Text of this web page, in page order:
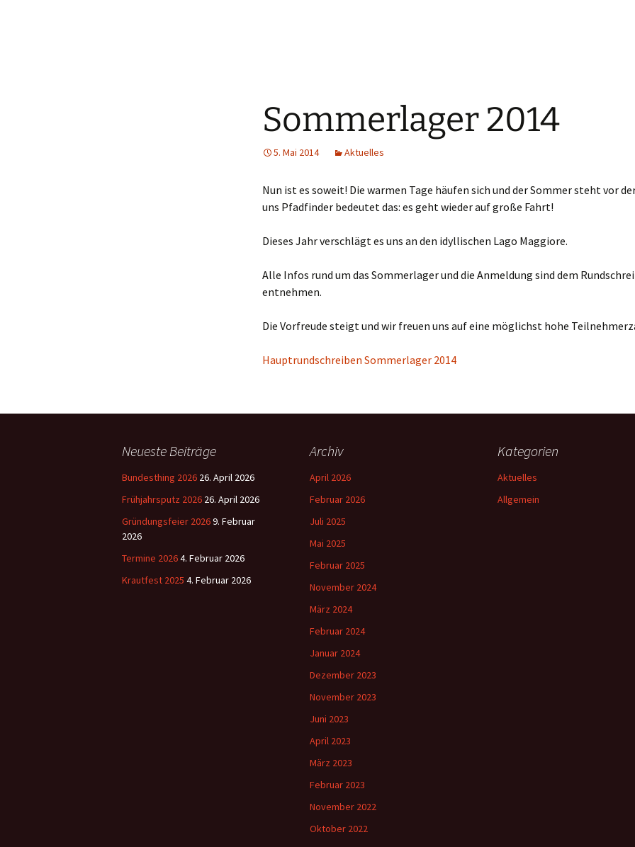
Sommerlager 2014
5. Mai 2014 Aktuelles
Nun ist es soweit! Die warmen Tage häufen sich und der Sommer steht vor
uns Pfadfinder bedeutet das: es geht wieder auf große Fahrt!
Dieses Jahr verschlägt es uns an den idyllischen Lago Maggiore.
Alle Infos rund um das Sommerlager und die Anmeldung sind dem
entnehmen.
Die Vorfreude steigt und wir freuen uns auf eine möglichst hohe
Hauptrundschreiben Sommerlager 2014
Neueste Beiträge
Bundesthing 2026 26. April 2026
Frühjahrsputz 2026 26. April 2026
Gründungsfeier 20269. Februar
2026
Termine 20264. Februar 2026
Krautfest 2025 4. Februar 2026
Archiv
April 2026
Februar 2026
Juli 2025
Mai 2025
Februar 2025
November 2024
März 2024
Februar 2024
Januar 2024
Dezember 2023
November 2023
Juni 2023
April 2023
März 2023
Februar 2023
November 2022
Oktober 2022
Kategorien
Aktuelles
Allgemein